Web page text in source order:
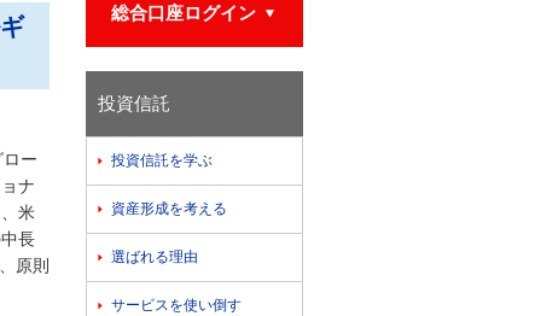
ー
ナ
米
長
原則
総合口座ログイン
投資信託
 投資信託を学ぶ
 資産形成を考える
 選ばれる理由
 サービスを使い倒す